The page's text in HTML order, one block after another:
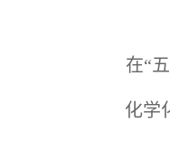
在“
化学